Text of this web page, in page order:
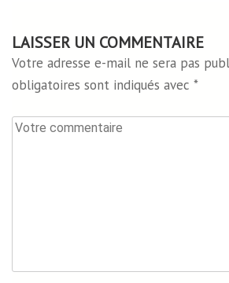
LAISSER UN COMMENTAIRE
Votre adresse e-mail ne sera pas
obligatoires sont indiqués avec *
Votre